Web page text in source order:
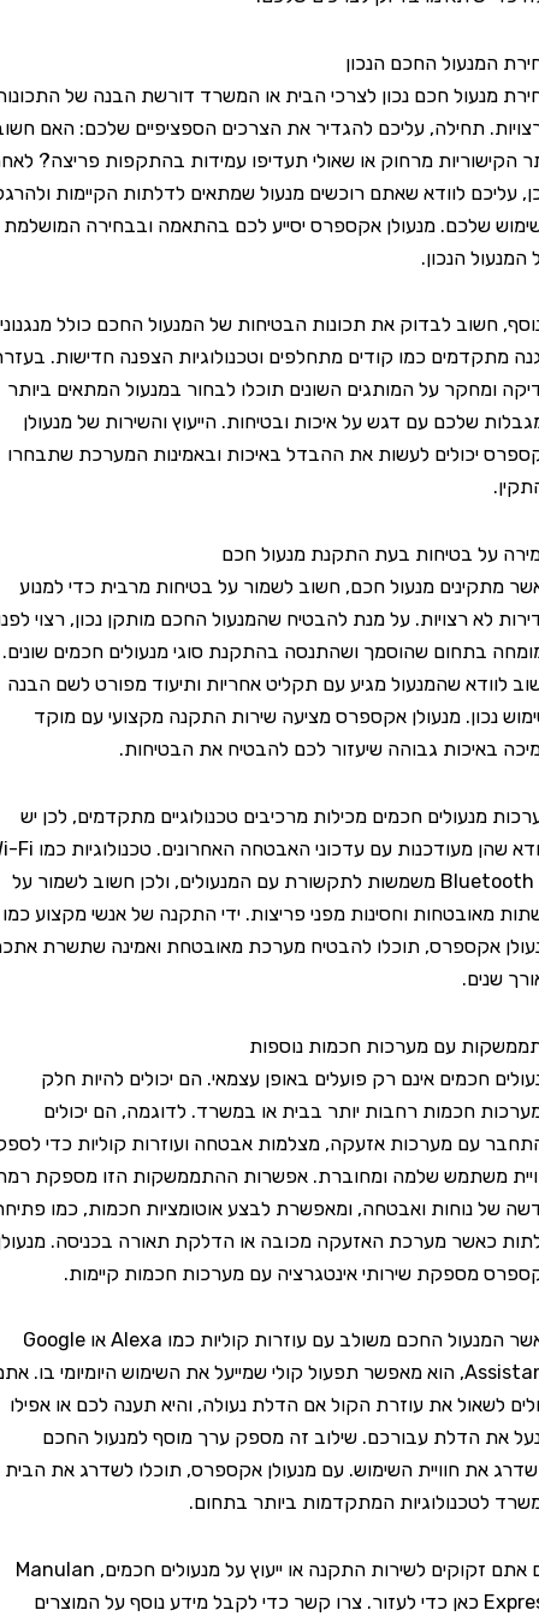
החכם הנכון
חכם נכון לצרכי הבית או המשרד דורשת הבנה של התכונות
תחילה, עליכם להגדיר את הצרכים הספציפיים שלכם: האם חשוב
מרחוק או שאולי תעדיפו עמידות בהתקפות פריצה? לאחר
לוודא שאתם רוכשים מנעול שמתאים לדלתות הקיימות ולהרגלי
שלכם. מנעולן אקספרס יסייע לכם בהתאמה ובבחירה המושלמת
הנכון.
לבדוק את תכונות הבטיחות של המנעול החכם כולל מנגנוני
כמו קודים מתחלפים וטכנולוגיות הצפנה חדישות. בעזרת
על המותגים השונים תוכלו לבחור במנעול המתאים ביותר
שלכם עם דגש על איכות ובטיחות. הייעוץ והשירות של מנעולן
יכולים לעשות את ההבדל באיכות ובאמינות המערכת שתבחרו
בטיחות בעת התקנת מנעול חכם
מנעול חכם, חשוב לשמור על בטיחות מרבית כדי למנוע
רצויות. על מנת להבטיח שהמנעול החכם מותקן נכון, רצוי לפנות
בתחום שהוסמך ושהתנסה בהתקנת סוגי מנעולים חכמים שונים.
שהמנעול מגיע עם תקליט אחריות ותיעוד מפורט לשם הבנה
מנעולן אקספרס מציעה שירות התקנה מקצועי עם מוקד
גבוהה שיעזור לכם להבטיח את הבטיחות.
חכמים מכילות מרכיבים טכנולוגיים מתקדמים, לכן יש
לוודא שהן מעודכנות עם עדכוני האבטחה האחרונים. טכנולוגיות כמו Wi-Fi
או Bluetooth משמשות לתקשורת עם המנעולים, ולכן חשוב לשמור על
וחסינות מפני פריצות. ידי התקנה של אנשי מקצוע כמו
אקספרס, תוכלו להבטיח מערכת מאובטחת ואמינה שתשרת אתכם
עם מערכות חכמות נוספות
חכמים אינם רק פועלים באופן עצמאי. הם יכולים להיות חלק
חכמות רחבות יותר בבית או במשרד. לדוגמה, הם יכולים
עם מערכות אזעקה, מצלמות אבטחה ועוזרות קוליות כדי לספק
משתמש שלמה ומחוברת. אפשרות ההתממשקות הזו מספקת רמה
נוחות ואבטחה, ומאפשרת לבצע אוטומציות חכמות, כמו פתיחת
מערכת האזעקה מכובה או הדלקת תאורה בכניסה. מנעולן
מספקת שירותי אינטגרציה עם מערכות חכמות קיימות.
כאשר המנעול החכם משולב עם עוזרות קוליות כמו Alexa או Google
Assistant, הוא מאפשר תפעול קולי שמייעל את השימוש היומיומי בו. אתם
את עוזרת הקול אם הדלת נעולה, והיא תענה לכם או אפילו
הדלת עבורכם. שילוב זה מספק ערך מוסף למנעול החכם
את חוויית השימוש. עם מנעולן אקספרס, תוכלו לשדרג את הבית או
המתקדמות ביותר בתחום.
אם אתם זקוקים לשירות התקנה או ייעוץ על מנעולים חכמים, Manulan
Express כאן כדי לעזור. צרו קשר כדי לקבל מידע נוסף על המוצרים